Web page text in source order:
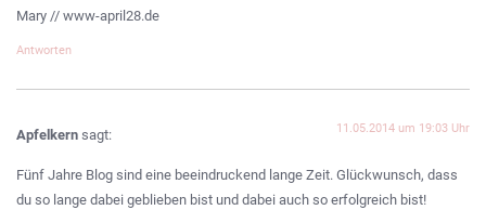
Mary // www-april28.de
Antworten
Apfelkern sagt: 11.05.2014 um 19:03 Uhr
Fünf Jahre Blog sind eine beeindruckend lange Zeit. Glückwunsch, dass
du so lange dabei geblieben bist und dabei auch so erfolgreich bist!